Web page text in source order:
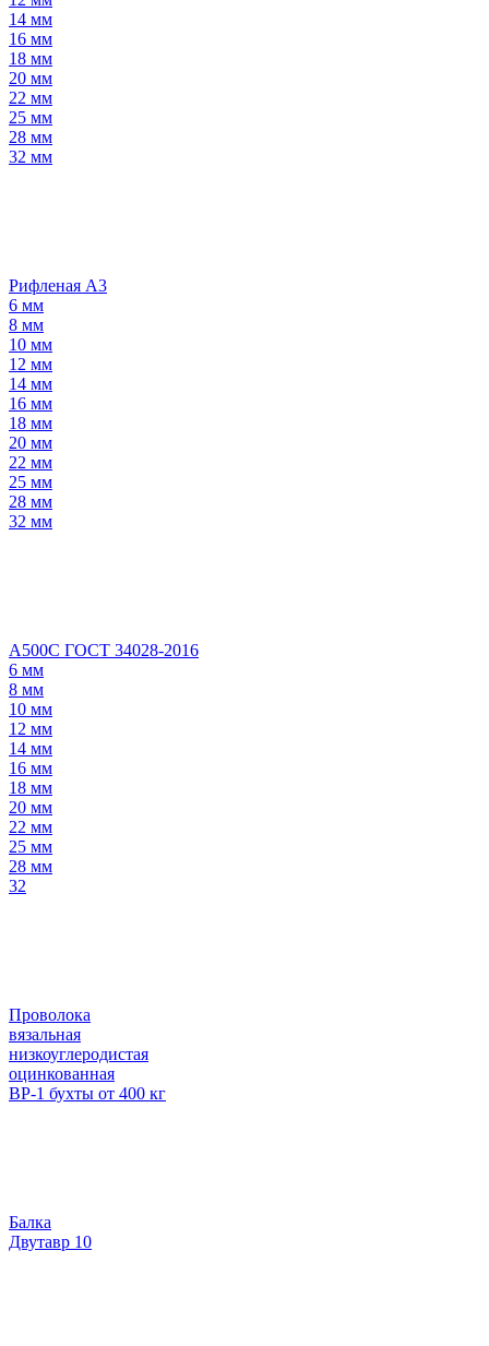
14 мм
16 мм
18 мм
20 мм
22 мм
25 мм
28 мм
32 мм
Рифленая А3
6 мм
8 мм
10 мм
12 мм
14 мм
16 мм
18 мм
20 мм
22 мм
25 мм
28 мм
32 мм
А500С ГОСТ 34028-2016
6 мм
8 мм
10 мм
12 мм
14 мм
16 мм
18 мм
20 мм
22 мм
25 мм
28 мм
32
Проволока
вязальная
низкоуглеродистая
оцинкованная
ВР-1 бухты от 400 кг
Балка
Двутавр 10